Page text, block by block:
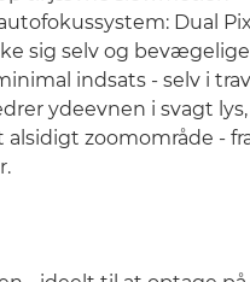
Dual
sig selv og bevægelige
indsats - selv i
ydeevnen i svagt
zoomområde -